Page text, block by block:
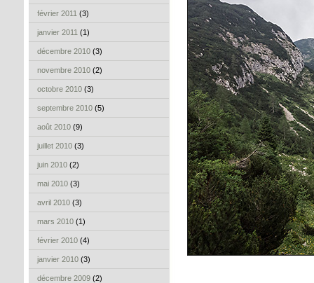
février 2011 (3)
janvier 2011 (1)
décembre 2010 (3)
novembre 2010 (2)
octobre 2010 (3)
septembre 2010 (5)
août 2010 (9)
juillet 2010 (3)
juin 2010 (2)
mai 2010 (3)
avril 2010 (3)
mars 2010 (1)
février 2010 (4)
janvier 2010 (3)
décembre 2009 (2)